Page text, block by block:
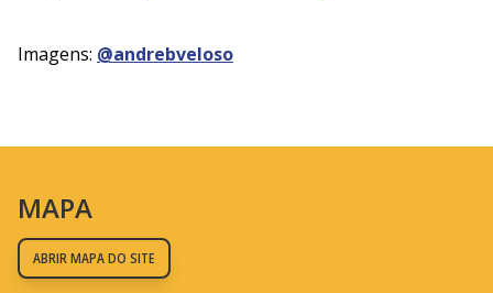
Imagens: @andrebveloso
MAPA
ABRIR MAPA DO SITE